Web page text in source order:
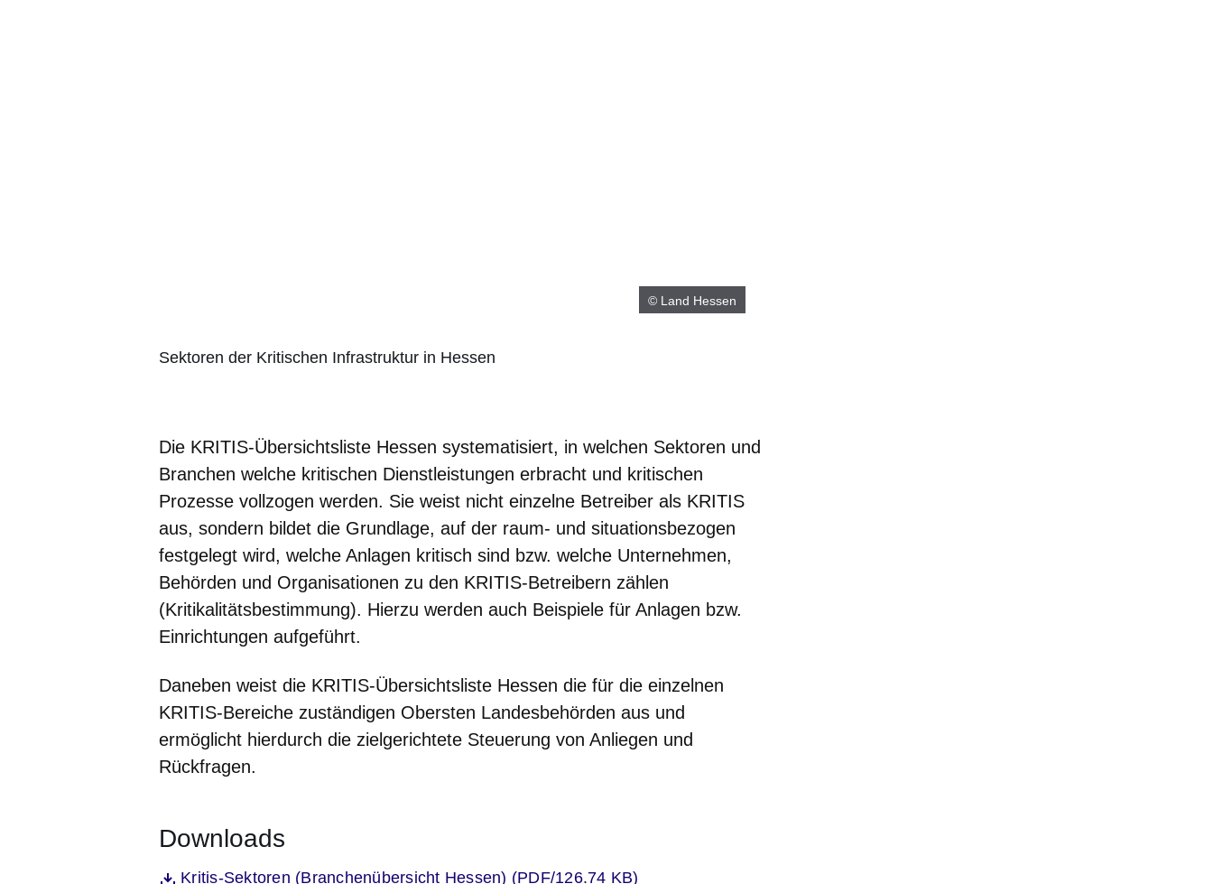
© Land Hessen
Sektoren der Kritischen Infrastruktur in Hessen
Die KRITIS-Übersichtsliste Hessen systematisiert, in welchen Sektoren und
Branchen welche kritischen Dienstleistungen erbracht und kritischen
Prozesse vollzogen werden. Sie weist nicht einzelne Betreiber als KRITIS
aus, sondern bildet die Grundlage, auf der raum- und situationsbezogen
festgelegt wird, welche Anlagen kritisch sind bzw. welche Unternehmen,
Behörden und Organisationen zu den KRITIS-Betreibern zählen
(Kritikalitätsbestimmung). Hierzu werden auch Beispiele für Anlagen bzw.
Einrichtungen aufgeführt.
Daneben weist die KRITIS-Übersichtsliste Hessen die für die einzelnen
KRITIS-Bereiche zuständigen Obersten Landesbehörden aus und
ermöglicht hierdurch die zielgerichtete Steuerung von Anliegen und
Rückfragen.
Downloads
DateiKritis-Sektoren (Branchenübersicht Hessen) (PDF/126.74 KB)
Öffnet sich in einem neuen Fenster